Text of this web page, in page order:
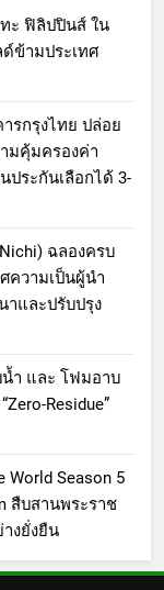
ทะ ฟิลิปปินส์ ใน
ด์ข้ามประเทศ
รกรุงไทย ปล่อย
ามคุ้มครองค่า
ประกันเลือกได้ 3-
ฉลองครบ
ความเป็นผู้นำ
และปรับปรุง
น้ำ และ โฟมอาบ
Residue”
World Season 5
สืบสานพระราช
งยั่งยืน